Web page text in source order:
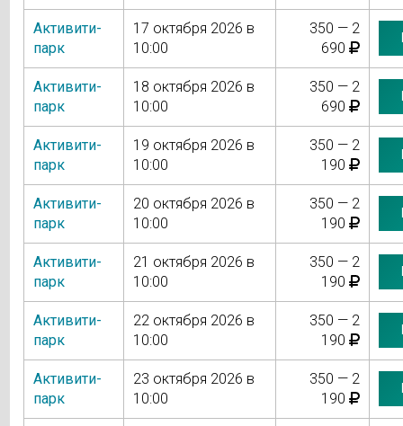
Активити-
парк
17 октября 2026 в
10:00
350 — 2
690
Активити-
парк
18 октября 2026 в
10:00
350 — 2
690
Активити-
парк
19 октября 2026 в
10:00
350 — 2
190
Активити-
парк
20 октября 2026 в
10:00
350 — 2
190
Активити-
парк
21 октября 2026 в
10:00
350 — 2
190
Активити-
парк
22 октября 2026 в
10:00
350 — 2
190
Активити-
парк
23 октября 2026 в
10:00
350 — 2
190